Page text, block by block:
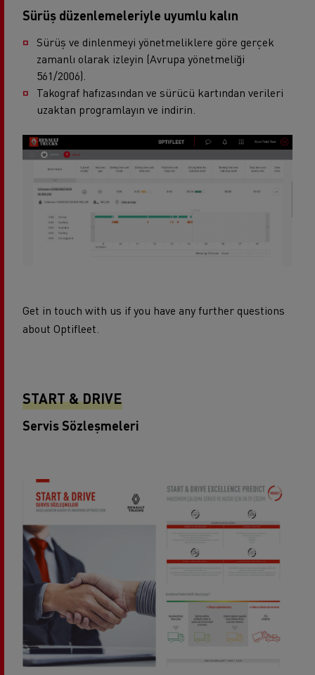
Sürüş düzenlemeleriyle uyumlu kalın
Sürüş ve dinlenmeyi yönetmeliklere göre gerçek
zamanlı olarak izleyin (Avrupa yönetmeliği
561/2006).
Takograf hafızasından ve sürücü kartından verileri
uzaktan programlayın ve indirin.
Get in touch with us if you have any further questions
about Optifleet.
START & DRIVE
Servis Sözleşmeleri